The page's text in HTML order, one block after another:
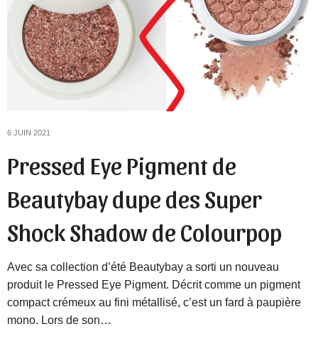
6 JUIN 2021
Pressed Eye Pigment de
Beautybay dupe des Super
Shock Shadow de Colourpop
Avec sa collection d’été Beautybay a sorti un nouveau
produit le Pressed Eye Pigment. Décrit comme un pigment
compact crémeux au fini métallisé, c’est un fard à paupière
mono. Lors de son…